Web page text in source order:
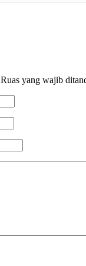
Ruas yang wajib